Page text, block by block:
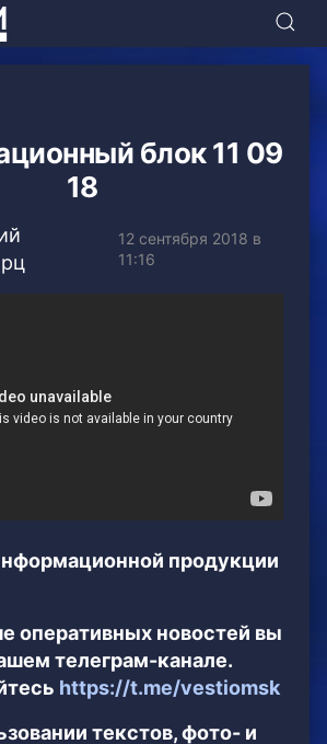
блок 11 09
18
12 сентября 2018 в
11:16
продукции
оперативных новостей вы
телеграм-канале.
https://t.me/vestiomsk
текстов, фото- и